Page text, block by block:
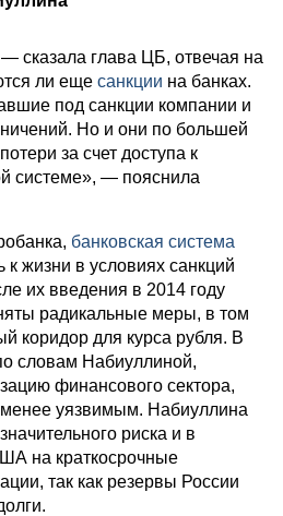
сказала глава ЦБ, отвечая на
ли еще санкции на банках.
под санкции компании и
Но и они по большей
за счет доступа к
системе», — пояснила
банковская система
к жизни в условиях санкций
их введения в 2014 году
радикальные меры, в том
коридор для курса рубля. В
словам Набиуллиной,
финансового сектора,
уязвимым. Набиуллина
риска и в
на краткосрочные
так как резервы России